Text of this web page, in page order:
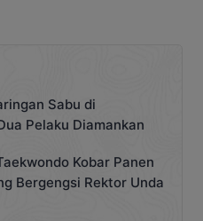
Sabu di
Pelaku Diamankan
Kobar Panen
Bergengsi Rektor Unda